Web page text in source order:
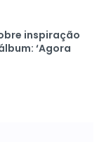
inspiração
‘Agora